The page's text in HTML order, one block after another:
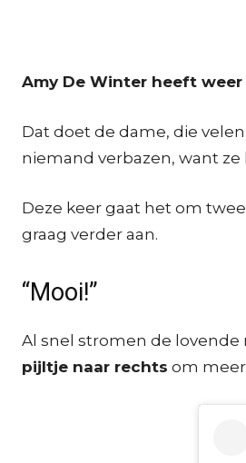
Amy De Winter heeft
Dat doet de dame, die
niemand verbazen, want
Deze keer gaat het om
graag verder aan.
“Mooi!”
Al snel stromen de lovende
pijltje naar rechts om